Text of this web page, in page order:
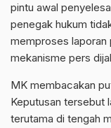
pintu awal
penegak hukum
memproses laporan
mekanisme pers
MK membacakan
Keputusan tersebut
terutama di tengah